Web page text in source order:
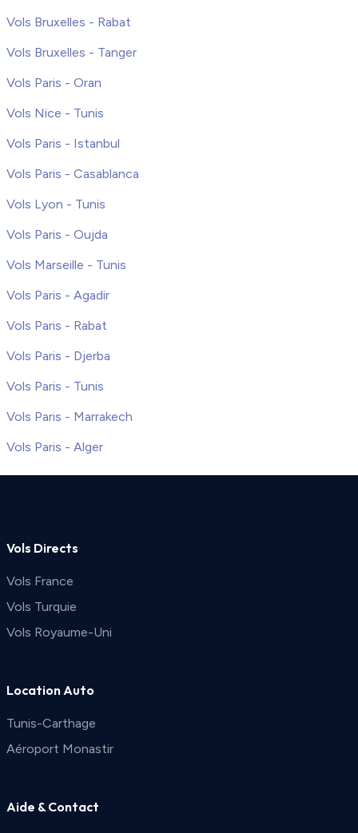
Vols Bruxelles - Rabat
Vols Bruxelles - Tanger
Vols Paris - Oran
Vols Nice - Tunis
Vols Paris - Istanbul
Vols Paris - Casablanca
Vols Lyon - Tunis
Vols Paris - Oujda
Vols Marseille - Tunis
Vols Paris - Agadir
Vols Paris - Rabat
Vols Paris - Djerba
Vols Paris - Tunis
Vols Paris - Marrakech
Vols Paris - Alger
Vols Directs
Vols France
Vols Turquie
Vols Royaume-Uni
Location Auto
Tunis-Carthage
Aéroport Monastir
Aide & Contact